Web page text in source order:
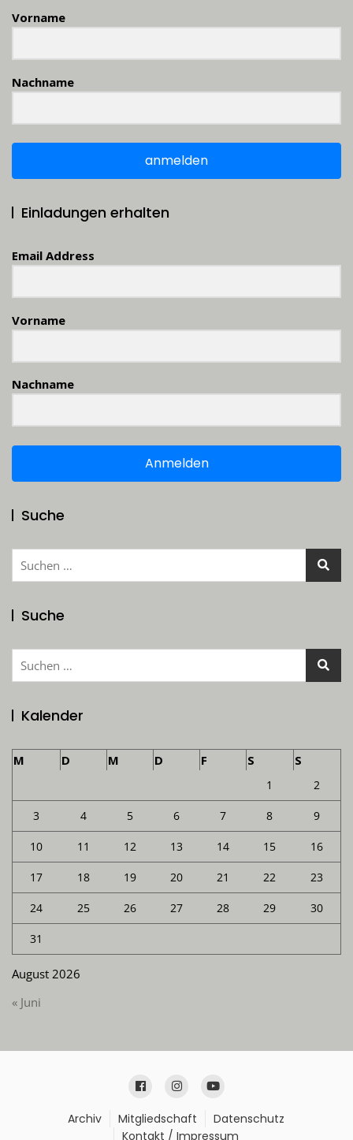
Vorname
Nachname
anmelden
Einladungen erhalten
Email Address
Vorname
Nachname
Anmelden
Suche
Suchen
Suche
Suchen
Kalender
August 2026
M D M D F S S
1 2
3 4 5 6 7 8 9
10 11 12 13 14 15 16
17 18 19 20 21 22 23
24 25 26 27 28 29 30
31
« Juni
Archiv Mitgliedschaft
Datenschutz
Kontakt / Impressum